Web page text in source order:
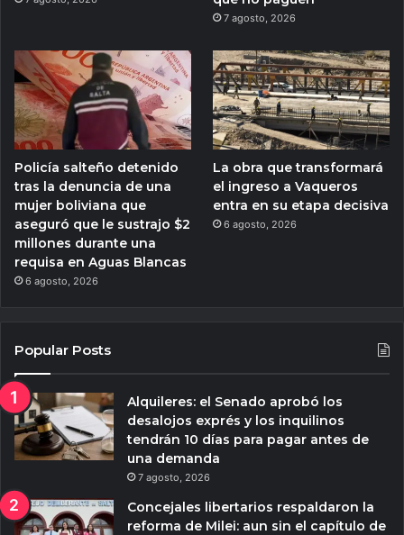
7 agosto, 2026
Policía salteño detenido
tras la denuncia de una
mujer boliviana que
aseguró que le sustrajo $2
millones durante una
requisa en Aguas Blancas
6 agosto, 2026
La obra que transformará
el ingreso a Vaqueros
entra en su etapa decisiva
6 agosto, 2026
Popular Posts
Alquileres: el Senado aprobó los
desalojos exprés y los inquilinos
tendrán 10 días para pagar antes de
una demanda
7 agosto, 2026
Concejales libertarios respaldaron la
reforma de Milei: aun sin el capítulo de